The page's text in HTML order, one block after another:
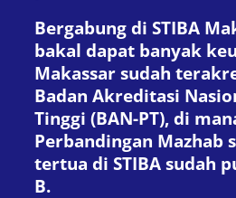
Bergabung di STIBA
bakal dapat banyak
Makassar sudah
Badan Akreditasi
Tinggi (BAN-PT), di
Perbandingan Mazhab
tertua di STIBA sudah
B.